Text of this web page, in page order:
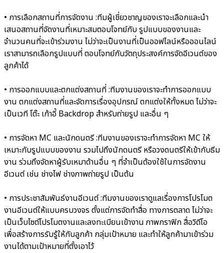
• การเลือกสถานที่การจัดงาน :ทีมผู้เชี่ยวชาญของเราจะเลือกและนำ
เสนอสถานที่จัดงานที่เหมาะสมตอบโจทย์กับ รูปแบบของงานและ
จำนวนคนที่จะเข้าร่วมงาน ไม่ว่าจะเป็นงานที่เป็นออฟไลน์หรือออนไลน์
เราสามารถเลือกรูปแบบที่ ตอบโจทย์กับวัตถุประสงค์การจัดอีเวนต์ของ
ลูกค้าได้
• การออกแบบและตกแต่งสถานที่ :ทีมงานของเราจะทำการออกแบบ
งาน ตกแต่งสถานที่และจัดการเรื่องอุปกรณ์ ตกแต่งให้ทั้งหมด ไม่ว่าจะ
เป็นเวที โต๊ะ เก้าอี้ Backdrop สำหรับถ่ายรูป และอื่น ๆ
• การจัดหา MC และนักดนตรี :ทีมงานของเราจะทำการจัดหา MC ให้
เหมาะกับรูปแบบของงาน รวมไปถึงนักดนตรี หรือวงดนตรีให้เข้ากับธีม
งาน ร่วมถึงจัดหาผู้รับเหมาด้านอื่น ๆ ที่จำเป็นต้องใช้ในการจัดงาน
อีเวนต์ เช่น ช่างไฟ ช่างภาพถ่ายรูป เป็นต้น
• การประชาสัมพันธ์งานอีเวนต์ :ทีมงานของเราดูแลเรื่องการโปรโมต
งานอีเวนต์ให้แบบครบวงจร ตั้งแต่การจัดทำสื่อ ทางการตลาด ไม่ว่าจะ
เป็นเว็บไซต์โปรโมตงานและลงทะเบียนเข้างาน ภาพกราฟิก สื่อวิดีโอ
เพื่อสร้างการรับรู้ให้กับลูกค้า กลุ่มเป้าหมาย และทำให้ลูกค้ามาเข้าร่วม
งานได้ตามเป้าหมายที่ตั้งเอาไว้